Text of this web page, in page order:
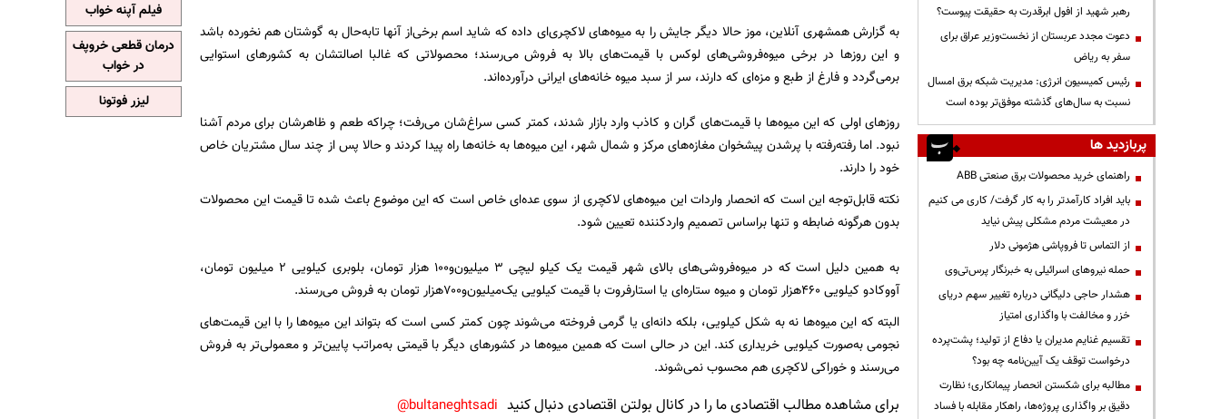
به گزارش همشهری آنلاین، موز حالا دیگر جایش را به میوه‌های لاکچری‌ای داده که شاید اسم برخی‌از آنها تابه‌حال به گوشتان هم نخورده باشد
و این روزها در برخی میوه‌فروشی‌های لوکس با قیمت‌های بالا به فروش می‌رسند؛ محصولاتی که غالبا اصالتشان به کشورهای استوایی
برمی‌گردد و فارغ از طبع و مزه‌ای که دارند، سر از سبد میوه خانه‌های ایرانی درآورده‌اند.
روزهای اولی که این میوه‌ها با قیمت‌های گران و کاذب وارد بازار شدند، کمتر کسی سراغ‌شان می‌رفت؛ چراکه طعم و ظاهرشان برای مردم آشنا
نبود. اما رفته‌رفته با پرشدن پیشخوان مغازه‌های مرکز و شمال شهر، این میوه‌ها به خانه‌ها راه پیدا کردند و حالا پس از چند ‌سال مشتریان خاص
خود را دارند.
نکته قابل‌توجه این است که انحصار واردات این میوه‌های لاکچری از سوی عده‌ای خاص است که این موضوع باعث شده تا قیمت این محصولات
بدون هرگونه ضابطه و تنها براساس تصمیم واردکننده تعیین شود.
به همین دلیل است که در میوه‌فروشی‌های بالای شهر قیمت یک کیلو لیچی ۳ میلیون‌و۱۰۰ هزار تومان، بلوبری کیلویی ۲ میلیون تومان،
آووکادو کیلویی ۴۶۰هزار تومان و میوه ستاره‌ای یا استارفروت با قیمت کیلویی یک‌میلیون‌و۷۰۰هزار تومان به فروش می‌رسند.
البته که این میوه‌ها نه به شکل کیلویی، بلکه دانه‌ای یا گرمی فروخته می‌شوند چون کمتر کسی است که بتواند این میوه‌ها را با این قیمت‌های
نجومی به‌صورت کیلویی خریداری کند. این در حالی است که ‌همین میوه‌ها در کشورهای دیگر با قیمتی به‌مراتب پایین‌تر و معمولی‌تر به فروش
می‌رسند و خوراکی لاکچری هم محسوب نمی‌شوند.
برای مشاهده مطالب اقتصادی ما را در کانال بولتن اقتصادی دنبال کنید bultaneghtsadi@
رهبر شهید از افول ابرقدرت به حقیقت پیوست؟
دعوت مجدد عربستان از نخست‌وزیر عراق برای
سفر به ریاض
رئیس کمیسیون انرژی: مدیریت شبکه برق امسال
نسبت به سال‌های گذشته موفق‌تر بوده است
پربازدید ها
راهنمای خرید محصولات برق صنعتی ABB
باید افراد کارآمدتر را به کار گرفت/ کاری می کنیم
در معیشت مردم مشکلی پیش نیاید
از التماس تا فروپاشی هژمونی دلار
حمله نیروهای اسرائیلی به خبرنگار پرس‌تی‌وی
هشدار حاجی دلیگانی درباره تغییر سهم دریای
خزر و مخالفت با واگذاری امتیاز
تقسیم غنایم مدیران یا دفاع از تولید؛ پشت‌پرده
درخواست توقف یک آیین‌نامه چه بود؟
مطالبه برای شکستن انحصار پیمانکاری؛ نظارت
دقیق بر واگذاری پروژه‌ها، راهکار مقابله با فساد
فیلم آپنه خواب
درمان قطعی خروپف
در خواب
لیزر فوتونا